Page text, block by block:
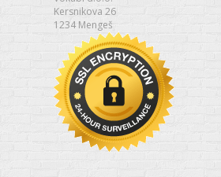
Kersnikova 26
1234 Mengeš